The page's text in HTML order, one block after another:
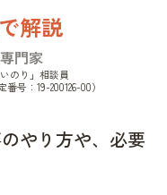
解説
門家
のり」相談員
号：19-200126-00）
やり方や、必要